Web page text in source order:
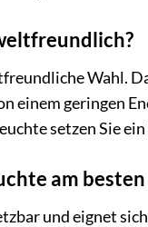
Wahl.
einem geringen
setzen Sie
am
und eignet